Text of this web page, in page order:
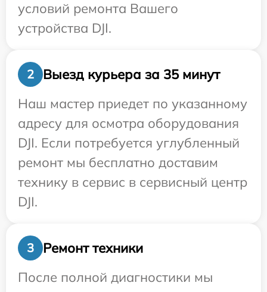
условий ремонта Вашего
устройства DJI.
2
Выезд курьера за 35 минут
Наш мастер приедет по указанному
адресу для осмотра оборудования
DJI. Если потребуется углубленный
ремонт мы бесплатно доставим
технику в сервис в сервисный центр
DJI.
3
Ремонт техники
После полной диагностики мы